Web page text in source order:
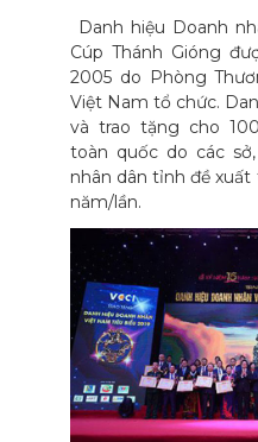
Danh hiệu Doanh
Cúp Thánh Gióng
2005 do Phòng
Việt Nam tổ chức.
và trao tặng cho
toàn quốc do các
nhân dân tỉnh đề
năm/lần.